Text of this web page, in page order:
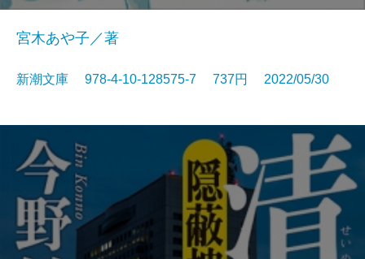
宮木あや子／著
新潮文庫 978-4-10-128575-7 737円 2022/05/30